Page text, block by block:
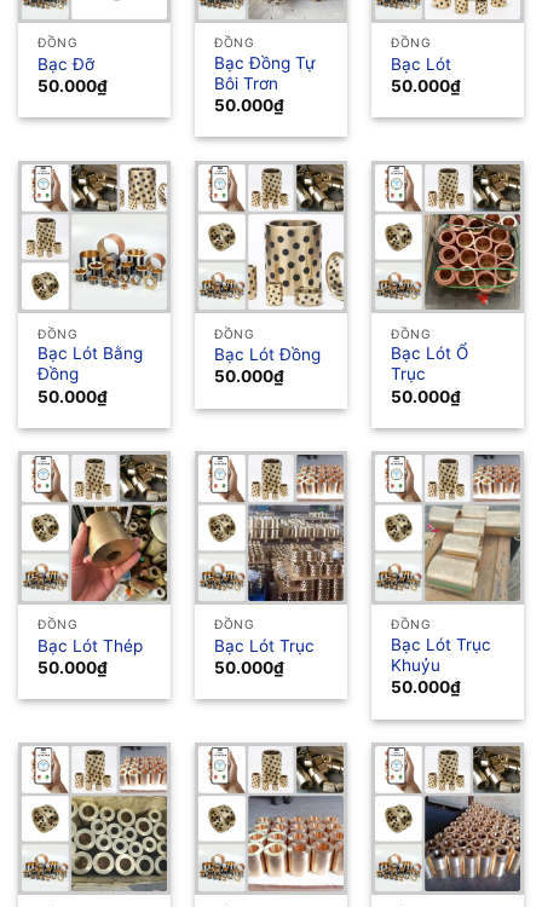
ĐỒNG
Bạc Đỡ
50.000₫
ĐỒNG
Bạc Đồng Tự
Bôi Trơn
50.000₫
ĐỒNG
Bạc Lót
50.000₫
ĐỒNG
Bạc Lót Bằng
Đồng
50.000₫
ĐỒNG
Bạc Lót Đồng
50.000₫
ĐỒNG
Bạc Lót Ổ
Trục
50.000₫
ĐỒNG
Bạc Lót Thép
50.000₫
ĐỒNG
Bạc Lót Trục
50.000₫
ĐỒNG
Bạc Lót Trục
Khuỷu
50.000₫